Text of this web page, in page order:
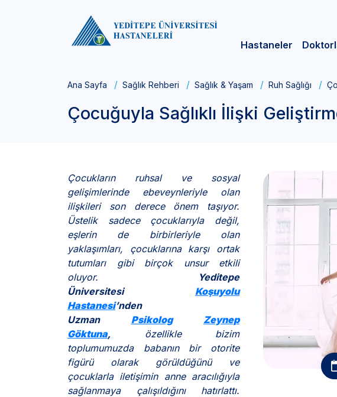
Hastaneler
Ana Sayfa Sağlık Rehberi Sağlık & Yaşam Ruh Sağlığı
Çocuğuyla Sağlıklı İlişki
Çocukların ruhsal ve sosyal
gelişimlerinde ebeveynleriyle olan
ilişkileri son derece önem taşıyor.
Üstelik sadece çocuklarıyla değil,
eşlerin de birbirleriyle olan
yaklaşımları, çocuklarına karşı ortak
tutumları gibi birçok unsur etkili
oluyor.
Yeditepe
Üniversitesi Koşuyolu
Hastanesi’nden
Uzman Psikolog
Zeynep
Göktuna, özellikle bizim
toplumumuzda babanın bir otorite
figürü olarak görüldüğünü ve
çocuklarla iletişimin anne aracılığıyla
sağlanmaya çalışıldığını hatırlattı.